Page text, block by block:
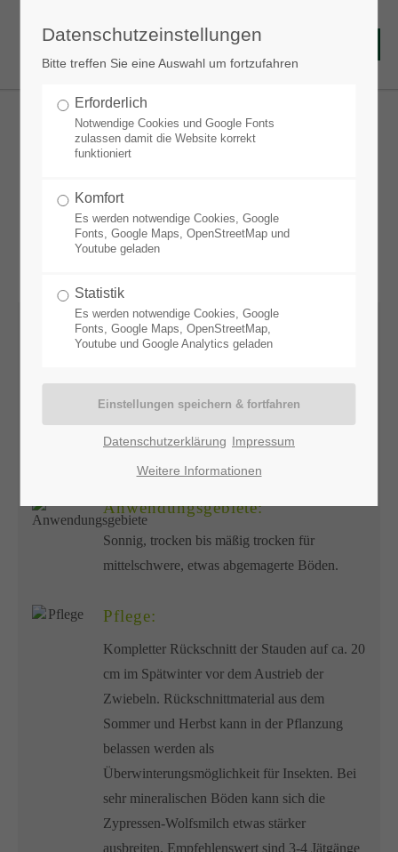
Standort:
Licht:
Anwendungsgebiete:
Sonnig, trocken bis mäßig trocken für
mittelschwere, etwas abgemagerte Böden.
Pflege:
Kompletter Rückschnitt der Stauden auf ca. 20
cm im Spätwinter vor dem Austrieb der
Zwiebeln. Rückschnittmaterial aus dem
Sommer und Herbst kann in der Pflanzung
belassen werden als
Überwinterungsmöglichkeit für Insekten. Bei
sehr mineralischen Böden kann sich die
Zypressen-Wolfsmilch etwas stärker
ausbreiten. Empfehlenswert sind 3-4 Jätgänge
Datenschutzeinstellungen
Bitte treffen Sie eine Auswahl um fortzufahren
Erforderlich
Notwendige Cookies und Google Fonts
zulassen damit die Website korrekt
funktioniert
Komfort
Es werden notwendige Cookies, Google
Fonts, Google Maps, OpenStreetMap und
Youtube geladen
Statistik
Es werden notwendige Cookies, Google
Fonts, Google Maps, OpenStreetMap,
Youtube und Google Analytics geladen
Datenschutzerklärung Impressum
Weitere Informationen